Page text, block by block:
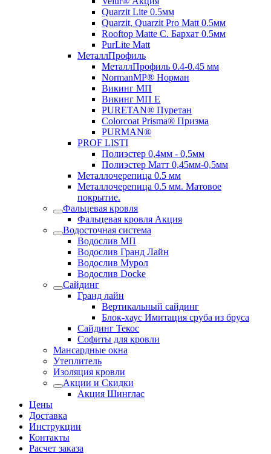
Quarzit Lite 0.5мм
Quarzit, Quarzit Pro Matt 0.5мм
Rooftop Matte С. Бархат 0.5мм
PurLite Mаtt
МеталлПрофиль
МеталлПрофиль 0.4-0.45 мм
NormanMP® Норман
Викинг МП
Викинг МП Е
PURETAN® Пуретан
Colorcoat Prisma® Призма
PURMAN®
PROF LISTI
Полиэстер 0,4мм - 0,5мм
Полиэстер Матт 0,45мм-0,5мм
Металлочерепица 0.5 мм
Металлочерепица 0.5 мм. Матовое
покрытие.
Фальцевая кровля
Фальцевая кровля Акция
Водосточная система
Водослив МП
Водослив Гранд Лайн
Водослив Мурол
Водослив Docke
Сайдинг
Гранд лайн
Вертикальный сайдинг
Блок-хаус Имитация сруба из бруса
Сайдинг Текос
Софиты для кровли
Мансардные окна
Утеплитель
Изоляция кровли
Акции и Скидки
Акция Шинглас
Цены
Доставка
Инструкции
Контакты
Расчет заказа